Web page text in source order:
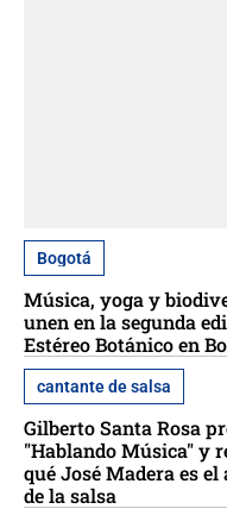
Bogotá
Música, yoga y
unen en la segunda
Estéreo Botánico en
cantante de salsa
Gilberto Santa Rosa
"Hablando Música" y
qué José Madera es
de la salsa